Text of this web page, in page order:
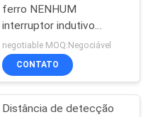
ferro NENHUM
interruptor indutivo
retangular 12VDC do
sensor do sensor de
posição
negotiable MOQ:Negociável
CONTATO
Distância de detecção